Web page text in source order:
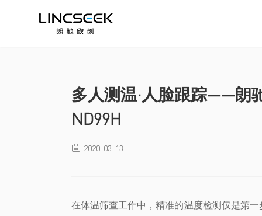
多人测温·人脸跟踪——朗
ND99H
 2020-03-13
在体温筛查工作中，精准的温度检测仅是第一